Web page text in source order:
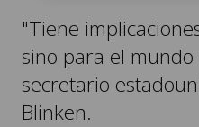
"Tiene
sino para el
secretario
Blinken.